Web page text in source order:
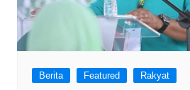
Berita Featured Rakyat